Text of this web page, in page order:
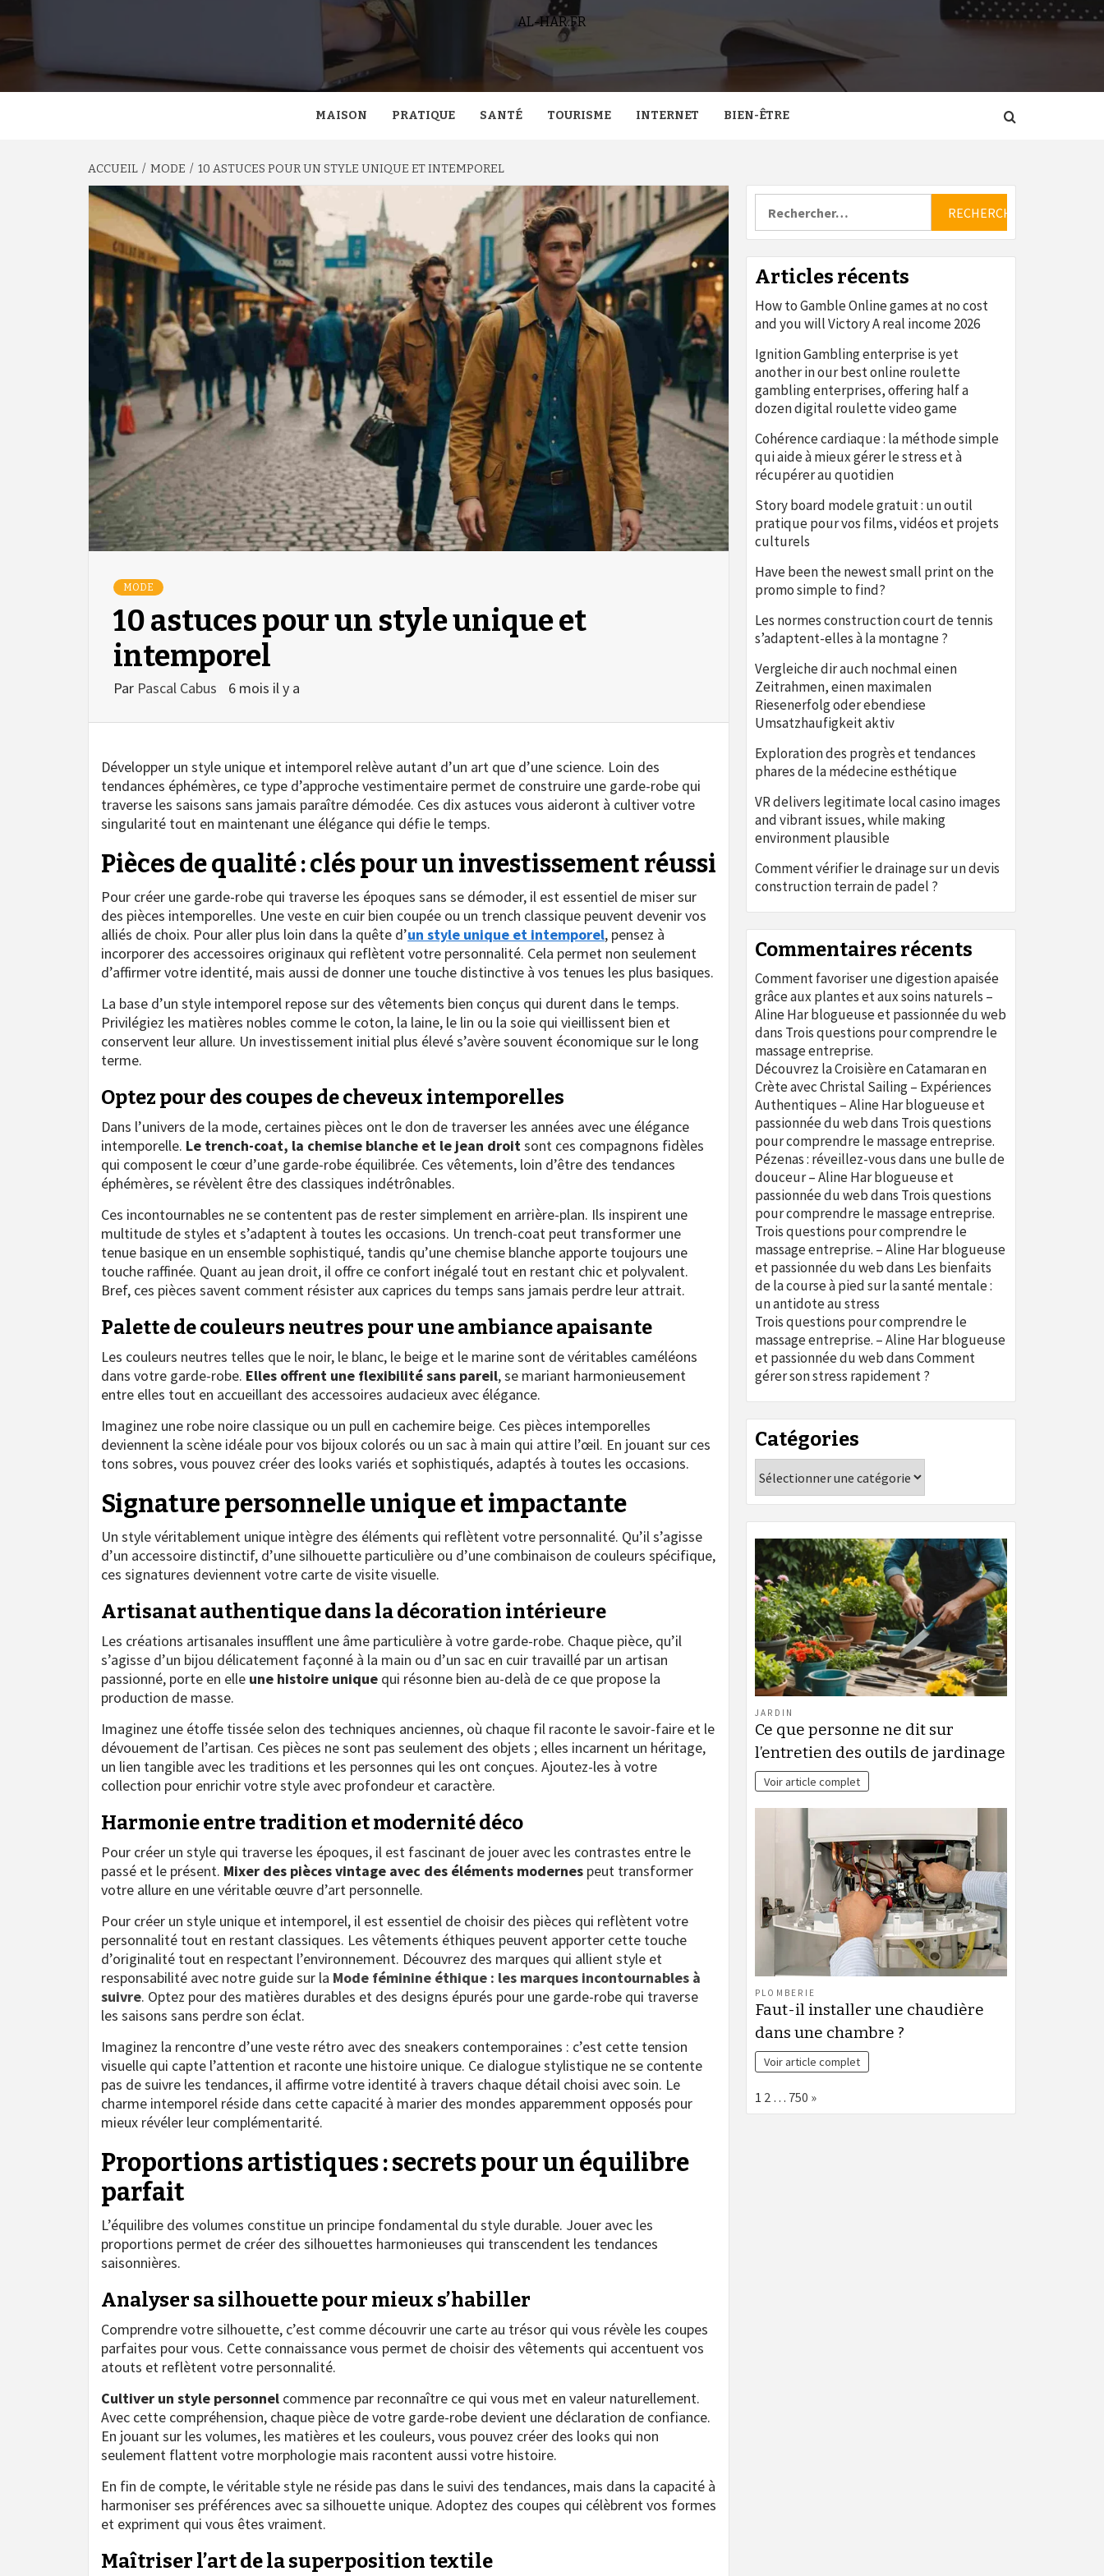
AL-HAR.FR
MAISON PRATIQUE SANTÉ TOURISME INTERNET BIEN-ÊTRE
ACCUEIL MODE 10 ASTUCES POUR UN STYLE UNIQUE ET INTEMPOREL
MODE
10 astuces pour un style unique et
intemporel
Par Pascal Cabus 6 mois il y a
Développer un style unique et intemporel relève autant d’un art que d’une science. Loin des
tendances éphémères, ce type d’approche vestimentaire permet de construire une garde-robe qui
traverse les saisons sans jamais paraître démodée. Ces dix astuces vous aideront à cultiver votre
singularité tout en maintenant une élégance qui défie le temps.
Pièces de qualité : clés pour un investissement réussi
Pour créer une garde-robe qui traverse les époques sans se démoder, il est essentiel de miser sur
des pièces intemporelles. Une veste en cuir bien coupée ou un trench classique peuvent devenir vos
alliés de choix. Pour aller plus loin dans la quête d’un style unique et intemporel, pensez à
incorporer des accessoires originaux qui reflètent votre personnalité. Cela permet non seulement
d’affirmer votre identité, mais aussi de donner une touche distinctive à vos tenues les plus basiques.
La base d’un style intemporel repose sur des vêtements bien conçus qui durent dans le temps.
Privilégiez les matières nobles comme le coton, la laine, le lin ou la soie qui vieillissent bien et
conservent leur allure. Un investissement initial plus élevé s’avère souvent économique sur le long
terme.
Optez pour des coupes de cheveux intemporelles
Dans l’univers de la mode, certaines pièces ont le don de traverser les années avec une élégance
intemporelle. Le trench-coat, la chemise blanche et le jean droitsont ces compagnons fidèles
qui composent le cœur d’une garde-robe équilibrée. Ces vêtements, loin d’être des tendances
éphémères, se révèlent être des classiques indétrônables.
Ces incontournables ne se contentent pas de rester simplement en arrière-plan. Ils inspirent une
multitude de styles et s’adaptent à toutes les occasions. Un trench-coat peut transformer une
tenue basique en un ensemble sophistiqué, tandis qu’une chemise blanche apporte toujours une
touche raffinée. Quant au jean droit, il offre ce confort inégalé tout en restant chic et polyvalent.
Bref, ces pièces savent comment résister aux caprices du temps sans jamais perdre leur attrait.
Palette de couleurs neutres pour une ambiance apaisante
Les couleurs neutres telles que le noir, le blanc, le beige et le marine sont de véritables caméléons
dans votre garde-robe. Elles offrent une flexibilité sans pareil, se mariant harmonieusement
entre elles tout en accueillant des accessoires audacieux avec élégance.
Imaginez une robe noire classique ou un pull en cachemire beige. Ces pièces intemporelles
deviennent la scène idéale pour vos bijoux colorés ou un sac à main qui attire l’œil. En jouant sur ces
tons sobres, vous pouvez créer des looks variés et sophistiqués, adaptés à toutes les occasions.
Signature personnelle unique et impactante
Un style véritablement unique intègre des éléments qui reflètent votre personnalité. Qu’il s’agisse
d’un accessoire distinctif, d’une silhouette particulière ou d’une combinaison de couleurs spécifique,
ces signatures deviennent votre carte de visite visuelle.
Artisanat authentique dans la décoration intérieure
Les créations artisanales insufflent une âme particulière à votre garde-robe. Chaque pièce, qu’il
s’agisse d’un bijou délicatement façonné à la main ou d’un sac en cuir travaillé par un artisan
passionné, porte en elle une histoire unique qui résonne bien au-delà de ce que propose la
production de masse.
Imaginez une étoffe tissée selon des techniques anciennes, où chaque fil raconte le savoir-faire et le
dévouement de l’artisan. Ces pièces ne sont pas seulement des objets ; elles incarnent un héritage,
un lien tangible avec les traditions et les personnes qui les ont conçues. Ajoutez-les à votre
collection pour enrichir votre style avec profondeur et caractère.
Harmonie entre tradition et modernité déco
Pour créer un style qui traverse les époques, il est fascinant de jouer avec les contrastes entre le
passé et le présent. Mixer des pièces vintage avec des éléments modernes peut transformer
votre allure en une véritable œuvre d’art personnelle.
Pour créer un style unique et intemporel, il est essentiel de choisir des pièces qui reflètent votre
personnalité tout en restant classiques. Les vêtements éthiques peuvent apporter cette touche
d’originalité tout en respectant l’environnement. Découvrez des marques qui allient style et
responsabilité avec notre guide sur la Mode féminine éthique : les marques incontournables à
suivre. Optez pour des matières durables et des designs épurés pour une garde-robe qui traverse
les saisons sans perdre son éclat.
Imaginez la rencontre d’une veste rétro avec des sneakers contemporaines : c’est cette tension
visuelle qui capte l’attention et raconte une histoire unique. Ce dialogue stylistique ne se contente
pas de suivre les tendances, il affirme votre identité à travers chaque détail choisi avec soin. Le
charme intemporel réside dans cette capacité à marier des mondes apparemment opposés pour
mieux révéler leur complémentarité.
Proportions artistiques : secrets pour un équilibre
parfait
L’équilibre des volumes constitue un principe fondamental du style durable. Jouer avec les
proportions permet de créer des silhouettes harmonieuses qui transcendent les tendances
saisonnières.
Analyser sa silhouette pour mieux s’habiller
Comprendre votre silhouette, c’est comme découvrir une carte au trésor qui vous révèle les coupes
parfaites pour vous. Cette connaissance vous permet de choisir des vêtements qui accentuent vos
atouts et reflètent votre personnalité.
Cultiver un style personnel commence par reconnaître ce qui vous met en valeur naturellement.
Avec cette compréhension, chaque pièce de votre garde-robe devient une déclaration de confiance.
En jouant sur les volumes, les matières et les couleurs, vous pouvez créer des looks qui non
seulement flattent votre morphologie mais racontent aussi votre histoire.
En fin de compte, le véritable style ne réside pas dans le suivi des tendances, mais dans la capacité à
harmoniser ses préférences avec sa silhouette unique. Adoptez des coupes qui célèbrent vos formes
et expriment qui vous êtes vraiment.
Maîtriser l’art de la superposition textile
Articles récents
How to Gamble Online games at no cost
and you will Victory A real income 2026
Ignition Gambling enterprise is yet
another in our best online roulette
gambling enterprises, offering half a
dozen digital roulette video game
Cohérence cardiaque : la méthode simple
qui aide à mieux gérer le stress et à
récupérer au quotidien
Story board modele gratuit : un outil
pratique pour vos films, vidéos et projets
culturels
Have been the newest small print on the
promo simple to find?
Les normes construction court de tennis
s’adaptent-elles à la montagne ?
Vergleiche dir auch nochmal einen
Zeitrahmen, einen maximalen
Riesenerfolg oder ebendiese
Umsatzhaufigkeit aktiv
Exploration des progrès et tendances
phares de la médecine esthétique
VR delivers legitimate local casino images
and vibrant issues, while making
environment plausible
Comment vérifier le drainage sur un devis
construction terrain de padel ?
Commentaires récents
Comment favoriser une digestion apaisée
grâce aux plantes et aux soins naturels –
Aline Har blogueuse et passionnée du web
dans Trois questions pour comprendre le
massage entreprise.
Découvrez la Croisière en Catamaran en
Crète avec Christal Sailing – Expériences
Authentiques – Aline Har blogueuse et
passionnée du webdans Trois questions
pour comprendre le massage entreprise.
Pézenas : réveillez-vous dans une bulle de
douceur – Aline Har blogueuse et
passionnée du webdans Trois questions
pour comprendre le massage entreprise.
Trois questions pour comprendre le
massage entreprise. – Aline Har blogueuse
et passionnée du webdans Les bienfaits
de la course à pied sur la santé mentale :
un antidote au stress
Trois questions pour comprendre le
massage entreprise. – Aline Har blogueuse
et passionnée du webdansComment
gérer son stress rapidement ?
Catégories
JARDIN
Ce que personne ne dit sur
l’entretien des outils de jardinage
Voir article complet
PLOMBERIE
Faut-il installer une chaudière
dans une chambre ?
Voir article complet
Page:
1 2 … 750 Next
»